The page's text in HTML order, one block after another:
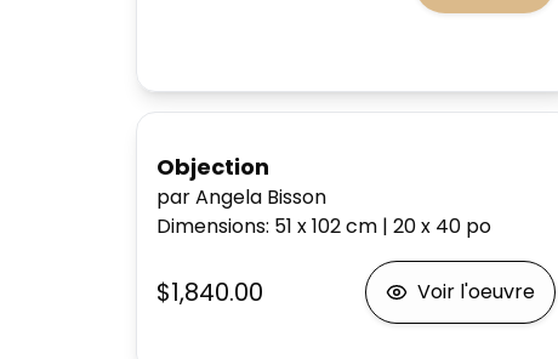
Objection
par Angela Bisson
Dimensions: 51 x 102cm | 20 x 40 po
$1,840.00 Voir l'oeuvre